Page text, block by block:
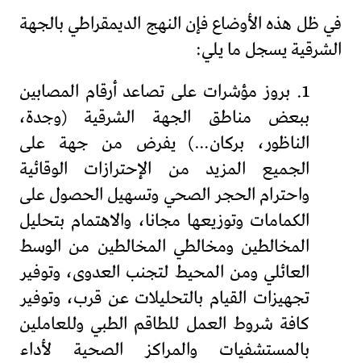
في ظل هذه الأوضاع فإن النهج الديمقراطي بالجهة
الشرقية يسجل ما يلي:
1. بروز مؤشرات على تصاعد أرقام المصابين
ببعض مناطق الجهة الشرقية (وجدة،
الناظور، بركان…) يفرض من جهة على
الجميع المزيد من الإحترازات الوقائية
واحترام الحجر الصحي وتسهيل الحصول على
الكمامات وتوزيعها مجانا، والاهتمام بتحليل
المخالطين ومخالطي المخالطين من الوسط
العائلي ومن المحيط لتجنب العدوى، وتوفير
تجهيزات القيام بالتحليلات عن قرب، وتوفير
كافة شروط العمل للطاقم الطبي وللعاملين
بالمستشفيات والمراكز الصحية لأداء